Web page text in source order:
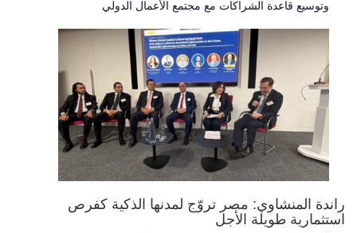
وتوسيع قاعدة الشراكات مع مجتمع الأعمال الدولي
راندة المنشاوي: مصر تروّج لمدنها الذكية كفرص
استثمارية طويلة الأجل